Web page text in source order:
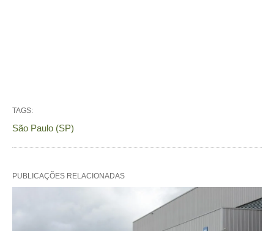
TAGS:
São Paulo (SP)
PUBLICAÇÕES RELACIONADAS